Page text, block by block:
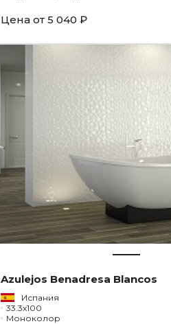
Цена от 5 040 ₽
Azulejos Benadresa Blancos
Испания
33.3x100
Моноколор